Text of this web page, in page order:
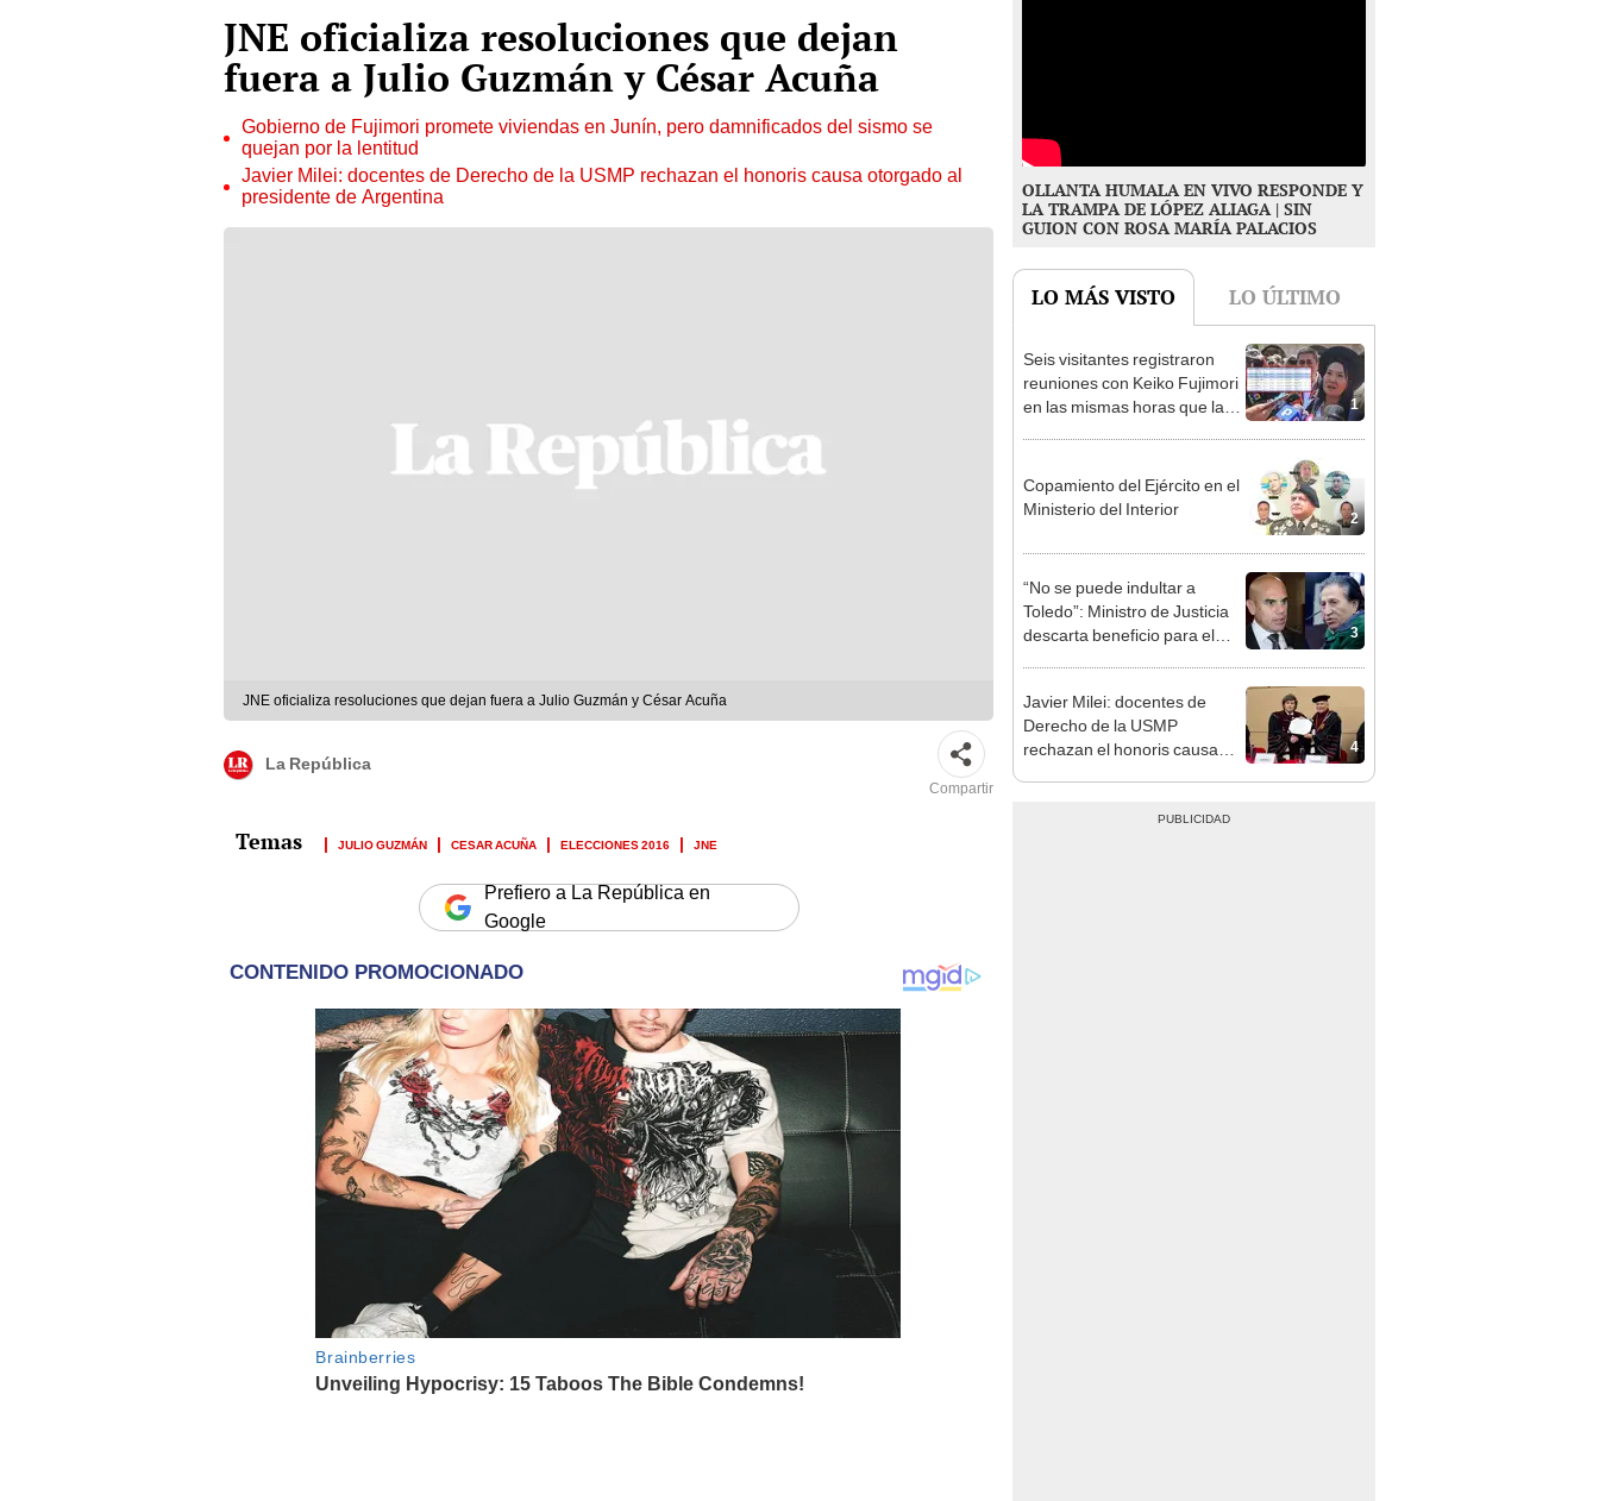
JNE oficializa resoluciones que dejan
fuera a Julio Guzmán y César Acuña
Gobierno de Fujimori promete viviendas en Junín, pero damnificados del sismo se
quejan por la lentitud
Javier Milei: docentes de Derecho de la USMP rechazan el honoris causa otorgado al
presidente de Argentina
JNE oficializa resoluciones que dejan fuera a Julio Guzmán y César Acuña
La República
Compartir
JULIO GUZMÁN CESAR ACUÑA ELECCIONES 2016 JNE
Prefiero a La República en
Google
OLLANTA HUMALA EN VIVO RESPONDE Y
LA TRAMPA DE LÓPEZ ALIAGA | SIN
GUION CON ROSA MARÍA PALACIOS
LO MÁS VISTO LO ÚLTIMO
1
Seis visitantes registraron
reuniones con Keiko Fujimori
en las mismas horas que la
2
Copamiento del Ejército en el
Ministerio del Interior
3
“No se puede indultar a
Toledo”: Ministro de Justicia
descarta beneficio para el
4
Javier Milei: docentes de
Derecho de la USMP
rechazan el honoris causa